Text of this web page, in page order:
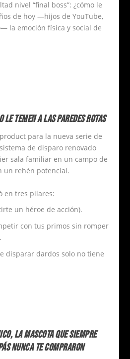
nivel “final boss”: ¿cómo le
de hoy —hijos de YouTube,
la emoción física y social de
LE TEMEN A LAS PAREDES ROTAS
para la nueva serie de
de disparo renovado
sala familiar en un campo de
un rehén potencial.
en tres pilares:
un héroe de acción).
con tus primos sin romper
disparar dardos solo no tiene
LA MASCOTA QUE SIEMPRE
NUNCA TE COMPRARON